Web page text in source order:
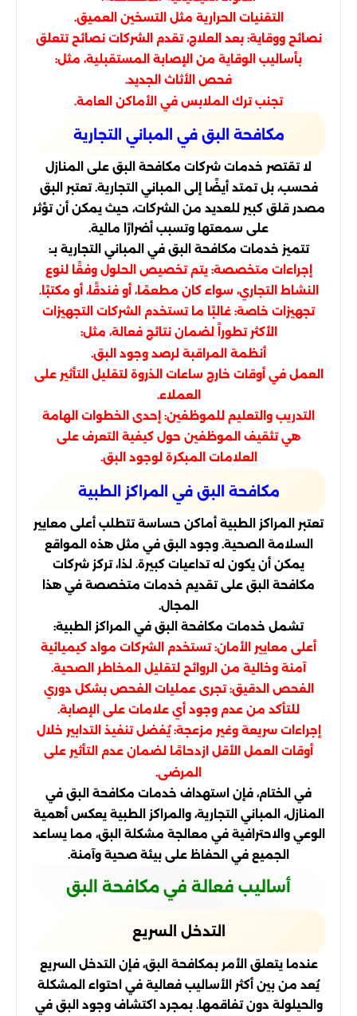
التقنيات الحرارية مثل التسخين العميق.
نصائح ووقاية: بعد العلاج، تقدم الشركات نصائح تتعلق
بأساليب الوقاية من الإصابة المستقبلية، مثل:
فحص الأثاث الجديد.
تجنب ترك الملابس في الأماكن العامة.
مكافحة البق في المباني التجارية
لا تقتصر خدمات شركات مكافحة البق على المنازل
فحسب، بل تمتد أيضًا إلى المباني التجارية. تعتبر البق
مصدر قلق كبير للعديد من الشركات، حيث يمكن أن تؤثر
على سمعتها وتسبب أضرارًا مالية.
تتميز خدمات مكافحة البق في المباني التجارية بـ:
إجراءات متخصصة: يتم تخصيص الحلول وفقًا لنوع
النشاط التجاري، سواء كان مطعمًا، أو فندقًا، أو مكتبًا.
تجهيزات خاصة: غالبًا ما تستخدم الشركات التجهيزات
الأكثر تطوراً لضمان نتائج فعالة، مثل:
أنظمة المراقبة لرصد وجود البق.
العمل في أوقات خارج ساعات الذروة لتقليل التأثير على
العملاء.
التدريب والتعليم للموظفين: إحدى الخطوات الهامة
هي تثقيف الموظفين حول كيفية التعرف على
العلامات المبكرة لوجود البق.
مكافحة البق في المراكز الطبية
تعتبر المراكز الطبية أماكن حساسة تتطلب أعلى معايير
السلامة الصحية. وجود البق في مثل هذه المواقع
يمكن أن يكون له تداعيات كبيرة. لذا، تركز شركات
مكافحة البق على تقديم خدمات متخصصة في هذا
المجال.
تشمل خدمات مكافحة البق في المراكز الطبية:
أعلى معايير الأمان: تستخدم الشركات مواد كيميائية
آمنة وخالية من الروائح لتقليل المخاطر الصحية.
الفحص الدقيق: تجرى عمليات الفحص بشكل دوري
للتأكد من عدم وجود أي علامات على الإصابة.
إجراءات سريعة وغير مزعجة: يُفضل تنفيذ التدابير خلال
أوقات العمل الأقل ازدحامًا لضمان عدم التأثير على
المرضى.
في الختام، فإن استهداف خدمات مكافحة البق في
المنازل، المباني التجارية، والمراكز الطبية يعكس أهمية
الوعي والاحترافية في معالجة مشكلة البق، مما يساعد
الجميع في الحفاظ على بيئة صحية وآمنة.
أساليب فعالة في مكافحة البق
التدخل السريع
عندما يتعلق الأمر بمكافحة البق، فإن التدخل السريع
يُعد من بين أكثر الأساليب فعالية في احتواء المشكلة
والحيلولة دون تفاقمها. بمجرد اكتشاف وجود البق في